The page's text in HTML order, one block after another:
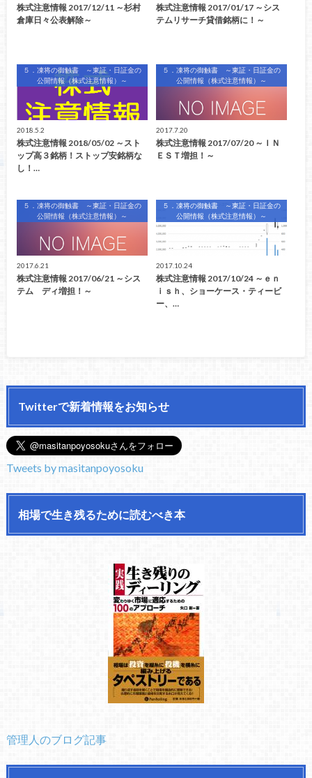
株式注意情報 2017/12/11 ～杉村
倉庫日々公表解除～
株式注意情報 2017/01/17 ～シス
テムリサーチ貸借銘柄に！～
５．凍将の御触書 ～東証・日証金の
公開情報（株式注意情報）～
2018.5.2
株式注意情報 2018/05/02 ～スト
ップ高３銘柄！ストップ安銘柄な
し！…
５．凍将の御触書 ～東証・日証金の
公開情報（株式注意情報）～
2017.7.20
株式注意情報 2017/07/20 ～ＩＮ
ＥＳＴ増担！～
５．凍将の御触書 ～東証・日証金の
公開情報（株式注意情報）～
2017.6.21
株式注意情報 2017/06/21 ～シス
テム ディ増担！～
５．凍将の御触書 ～東証・日証金の
公開情報（株式注意情報）～
2017.10.24
株式注意情報 2017/10/24 ～ｅｎ
ｉｓｈ、ショーケース・ティービ
ー、…
Twitterで新着情報をお知らせ
Tweets by masitanpoyosoku
相場で生き残るために読むべき本
管理人のブログ記事